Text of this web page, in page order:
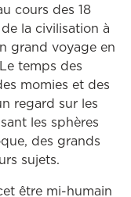
cours des 18
la civilisation à
grand voyage en
temps des
momies et des
regard sur les
les sphères
des grands
sujets.
être mi-humain